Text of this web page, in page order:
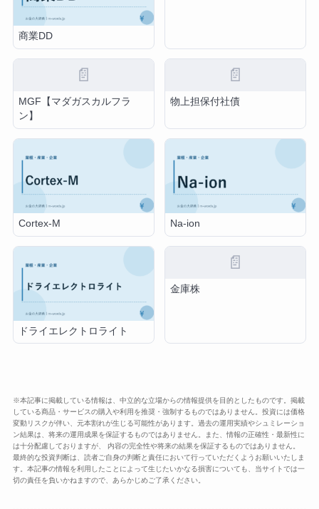
商業DD
📄
MGF【マダガスカルフラ
ン】
📄
物上担保付社債
Cortex-M Na-ion
ドライエレクトロライト
📄
金庫株
※本記事に掲載している情報は、中立的な立場からの情報提供を目的としたものです。掲載
している商品・サービスの購入や利用を推奨・強制するものではありません。投資には価格
変動リスクが伴い、元本割れが生じる可能性があります。過去の運用実績やシュミレーショ
ン結果は、将来の運用成果を保証するものではありません。また、情報の正確性・最新性に
は十分配慮しておりますが、 内容の完全性や将来の結果を保証するものではありません。
最終的な投資判断は、読者ご自身の判断と責任において行っていただくようお願いいたしま
す。本記事の情報を利用したことによって生じたいかなる損害についても、当サイトでは一
切の責任を負いかねますので、あらかじめご了承ください。